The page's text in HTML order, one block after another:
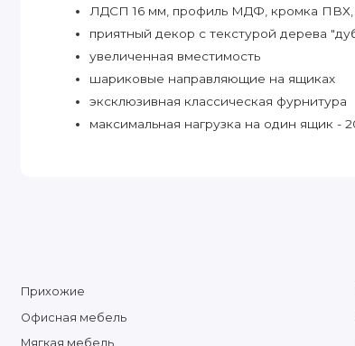
ЛДСП 16 мм, профиль МДФ, кромка ПВХ,
приятный декор с текстурой дерева
увеличенная вместимость
шариковые направляющие на ящиках
эксклюзивная классическая фурнитура
максимальная нагрузка на один ящик -
Прихожие
Офисная мебель
Мягкая мебель